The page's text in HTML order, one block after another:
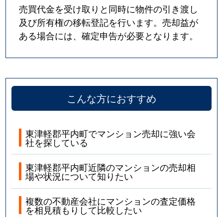
売買代金を受け取りと同時に物件の引き渡し
及び所有権の移転登記を行います。売却益が
ある場合には、確定申告が必要となります。
こんな方におすすめ
東津軽郡平内町でマンション売却に強い会
社を探している
東津軽郡平内町近隣のマンションの売却相
場や状況について知りたい
複数の不動産会社にマンションの査定価格
を相見積もりして比較したい